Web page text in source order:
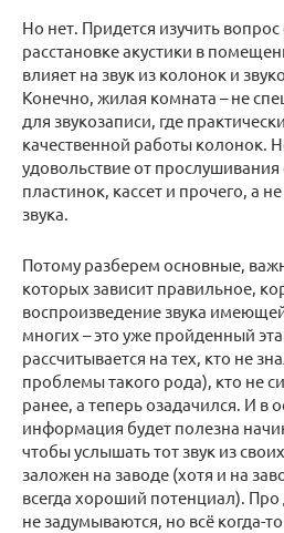
Но нет. Придется изучить
расстановке акустики в
влияет на звук из колонок и
Конечно, жилая комната – не
для звукозаписи, где
качественной работы колонок.
удовольствие от
пластинок, кассет и прочего, а
звука.
Потому разберем основные,
которых зависит правильное,
воспроизведение звука
многих – это уже пройденный
рассчитывается на тех, кто не
проблемы такого рода), кто не
ранее, а теперь озадачился. И в
информация будет полезна
чтобы услышать тот звук из
заложен на заводе (хотя и на
всегда хороший потенциал).
не задумываются, но всё когда-то